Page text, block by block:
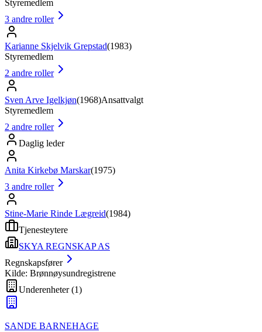
Styremedlem
3 andre roller
Karianne Skjelvik Grepstad(1983)
Styremedlem
2 andre roller
Sven Arve Igelkjøn(1968)Ansattvalgt
Styremedlem
2 andre roller
Daglig leder
Anita Kirkebø Marskar(1975)
3 andre roller
Stine-Marie Rinde Lægreid(1984)
Tjenesteytere
SKYA REGNSKAP AS
Regnskapsfører
Kilde: Brønnøysundregistrene
Underenheter(1)
SANDE BARNEHAGE